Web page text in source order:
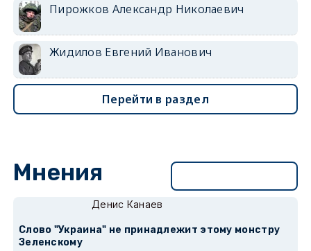
Пирожков Александр Николаевич
Жидилов Евгений Иванович
Перейти в раздел
Мнения
Денис Канаев
Слово "Украина" не принадлежит этому монстру
Зеленскому